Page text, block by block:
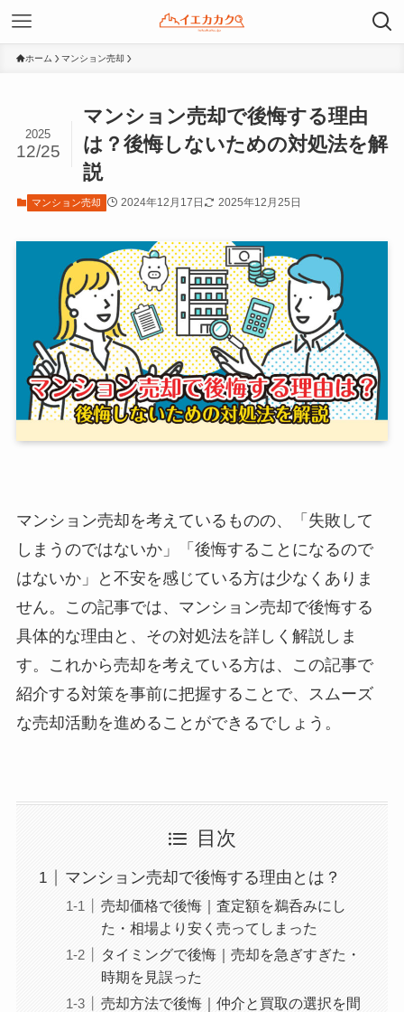
ホーム マンション売却
マンション売却で後悔する理由
は？後悔しないための対処法を解
説
2025
12/25
マンション売却 2024年12月17日 2025年12月25日
マンション売却を考えているものの、「失敗して
しまうのではないか」「後悔することになるので
はないか」と不安を感じている方は少なくありま
せん。この記事では、マンション売却で後悔する
具体的な理由と、その対処法を詳しく解説しま
す。これから売却を考えている方は、この記事で
紹介する対策を事前に把握することで、スムーズ
な売却活動を進めることができるでしょう。
目次
マンション売却で後悔する理由とは？
売却価格で後悔｜査定額を鵜呑みにし
た・相場より安く売ってしまった
タイミングで後悔｜売却を急ぎすぎた・
時期を見誤った
売却方法で後悔｜仲介と買取の選択を間